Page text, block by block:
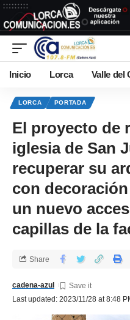
Inicio Lorca Valle del
LORCA PORTADA
El proyecto de
iglesia de San
recuperar su
con
un nuevo
capillas de la
Last updated: 2023/11/28 at 8:48
cadena-azul
Share